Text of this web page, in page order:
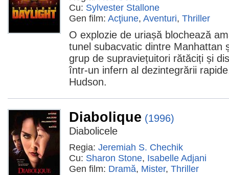
Cu: Sylvester Stallone
Gen film: Acţiune, Aventuri, Thriller
O explozie de uriașă blochează
tunel subacvatic dintre Manhattan
grup de supraviețuitori rătăciți și
într-un infern al dezintegrării
Hudson.
Diabolique (1996)
Diabolicele
Regia: Jeremiah S. Chechik
Cu: Sharon Stone, Isabelle Adjani
Gen film: Dramă, Mister, Thriller